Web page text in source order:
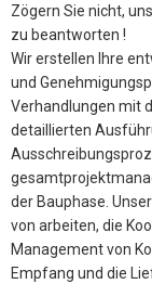
Zögern Sie nicht,
zu beantworten !
Wir erstellen Ihre
und
Verhandlungen mit
detaillierten
der Bauphase.
von arbeiten, die
Management von
Empfang und die